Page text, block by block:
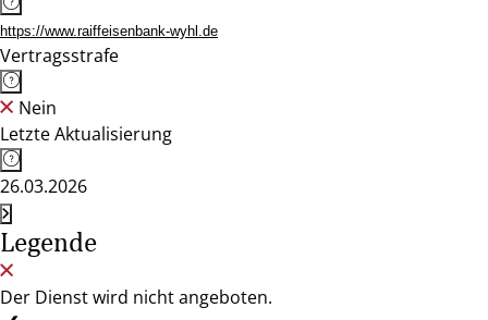
https://www.raiffeisenbank-wyhl.de
Vertragsstrafe
Nein
Letzte Aktualisierung
26.03.2026
Legende
Der Dienst wird nicht angeboten.